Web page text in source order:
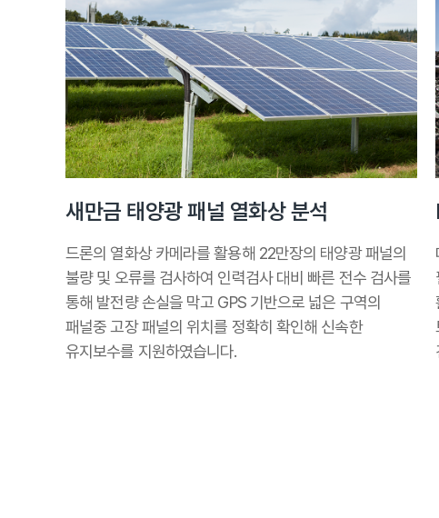
새만금 태양광 패널 열화상 분석
드론의 열화상 카메라를 활용해 22만장의 태양광 패널의
불량 및 오류를 검사하여 인력검사 대비 빠른 전수 검사를
통해 발전량 손실을 막고 GPS 기반으로 넓은 구역의
패널중 고장 패널의 위치를 정확히 확인해 신속한
유지보수를 지원하였습니다.